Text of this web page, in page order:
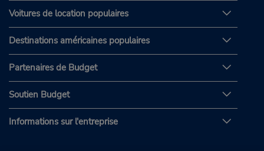
Voitures de location populaires
Destinations américaines populaires
Partenaires de Budget
Soutien Budget
Informations sur l'entreprise